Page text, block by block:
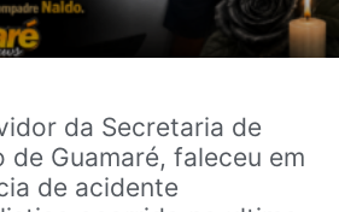
da Secretaria de
de Guamaré, faleceu em
de acidente